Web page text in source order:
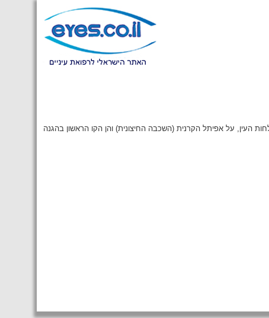
העין, על אפיתל הקרנית (השכבה החיצונית) והן הקו הראשון בהגנה